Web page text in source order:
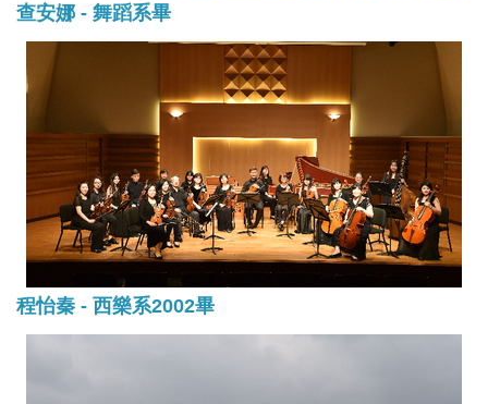
查安娜 - 舞蹈系畢
程怡秦 - 西樂系2002畢